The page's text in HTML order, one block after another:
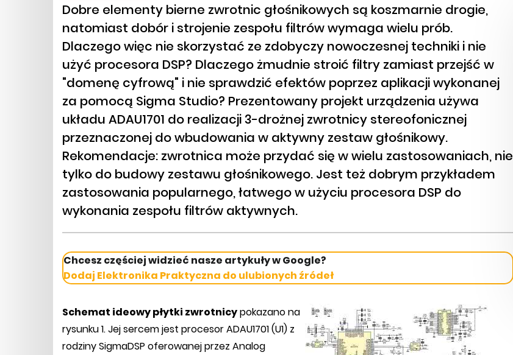
Dobre elementy bierne zwrotnic głośnikowych są koszmarnie drogie,
natomiast dobór i strojenie zespołu filtrów wymaga wielu prób.
Dlaczego więc nie skorzystać ze zdobyczy nowoczesnej techniki i nie
użyć procesora DSP? Dlaczego żmudnie stroić filtry zamiast przejść w
"domenę cyfrową" i nie sprawdzić efektów poprzez aplikacji wykonanej
za pomocą Sigma Studio? Prezentowany projekt urządzenia używa
układu ADAU1701 do realizacji 3-drożnej zwrotnicy stereofonicznej
przeznaczonej do wbudowania w aktywny zestaw głośnikowy.
Rekomendacje: zwrotnica może przydać się w wielu zastosowaniach, nie
tylko do budowy zestawu głośnikowego. Jest też dobrym przykładem
zastosowania popularnego, łatwego w użyciu procesora DSP do
wykonania zespołu filtrów aktywnych.
Chcesz częściej widzieć nasze artykuły w Google?
Dodaj Elektronika Praktyczna do ulubionych źródeł
Schemat ideowy płytki zwrotnicypokazano na
rysunku 1. Jej sercem jest procesor ADAU1701 (U1) z
rodziny SigmaDSP oferowanej przez Analog